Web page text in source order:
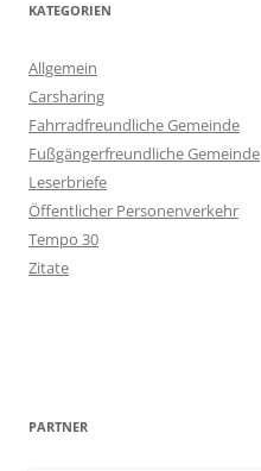
KATEGORIEN
Allgemein
Carsharing
Fahrradfreundliche Gemeinde
Fußgängerfreundliche Gemeinde
Leserbriefe
Öffentlicher Personenverkehr
Tempo 30
Zitate
PARTNER